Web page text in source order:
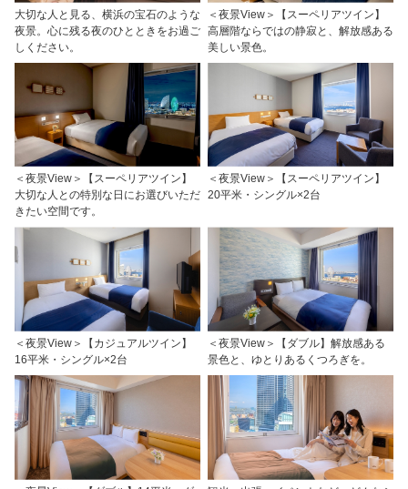
大切な人と見る、横浜の宝石のような
夜景。心に残る夜のひとときをお過ご
しください。
＜夜景View＞【スーペリアツイン】
高層階ならではの静寂と、解放感ある
美しい景色。
＜夜景View＞【スーペリアツイン】
大切な人との特別な日にお選びいただ
きたい空間です。
＜夜景View＞【スーペリアツイン】
20平米・シングル×2台
＜夜景View＞【カジュアルツイン】
16平米・シングル×2台
＜夜景View＞【ダブル】解放感ある
景色と、ゆとりあるくつろぎを。